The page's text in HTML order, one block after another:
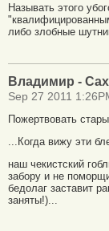
Называть этого
либо злобные
Владимир -
Sep 27 2011
Пожертвовать
...Когда вижу эти
наш чекистский
забору и не
бедолаг заставит
заняты!)...